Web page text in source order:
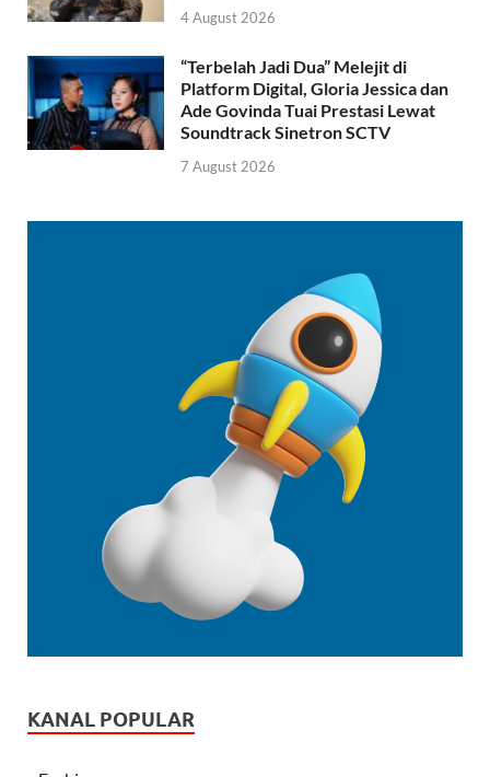
4 August 2026
“Terbelah Jadi Dua” Melejit di
Platform Digital, Gloria Jessica dan
Ade Govinda Tuai Prestasi Lewat
Soundtrack Sinetron SCTV
7 August 2026
KANAL POPULAR